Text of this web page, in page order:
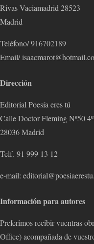
Rivas Vaciamadrid 28523
Madrid
Teléfono/ 916702189
Email/
Dirección
Editorial Poesía eres tú
Calle Doctor Fleming Nº50
28036 Madrid
Telf.-91 999 13 12
e-mail:
Información para autores
Preferimos recibir vuentras
Office) acompañada de